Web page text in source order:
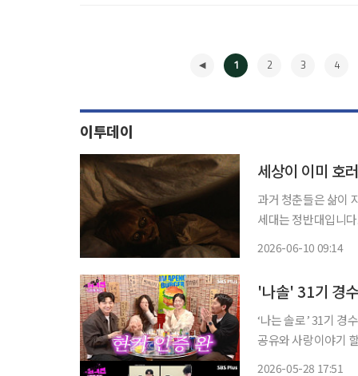
1 2 3 4
이투데이
세상이 이미 호
과거 청춘들은 삶이
세대는 정반대입니
2026-06-10 09:14
'나솔' 31기 경
‘나는 솔로’ 31기 경수와 순자가 ‘현
공유와 사랑이야기
2026-05-28 17:51